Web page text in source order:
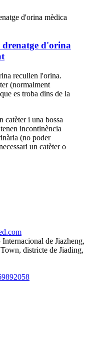
drenatge d'orina
recullen l'orina.
(normalment
es troba dins de la
catèter i una bossa
incontinència
(no poder
un catèter o
de Jiazheng,
districte de Jiading,